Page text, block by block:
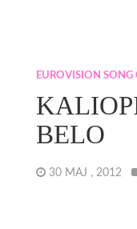
EUROVISION
BELO
30 MAJ , 2012